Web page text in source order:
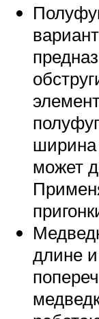
ширина
может
длине